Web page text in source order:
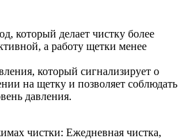
который делает чистку более
а работу щетки менее
который сигнализирует о
на щетку и позволяет соблюдать
давления.
чистки: Ежедневная чистка,